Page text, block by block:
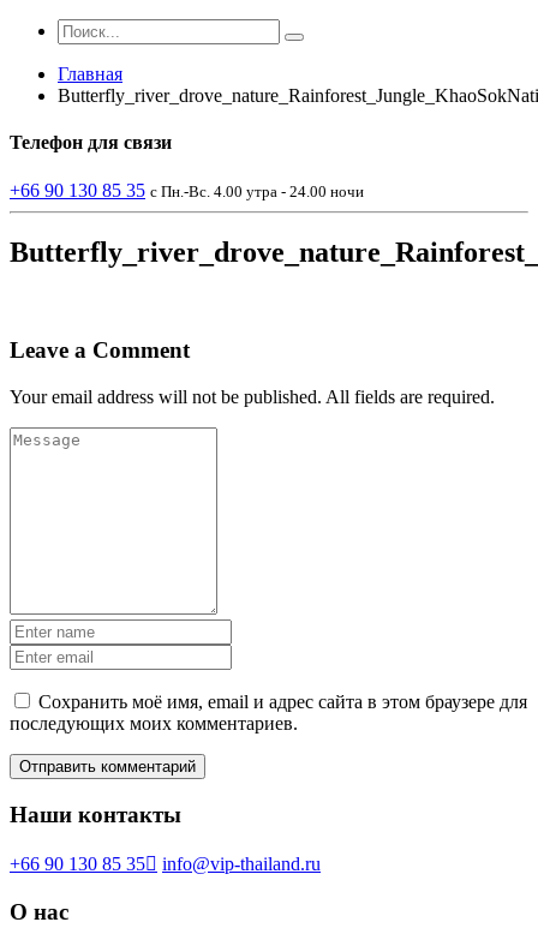
Главная
Телефон для связи
+66 90 130 85 35 с Пн.-Вс. 4.00 утра - 24.00 ночи
Leave a Comment
Your email address will not be published. All fields are required.
Сохранить моё имя, email и адрес сайта в этом браузере для
последующих моих комментариев.
Наши контакты
+66 90 130 85 35 info@vip-thailand.ru
О нас